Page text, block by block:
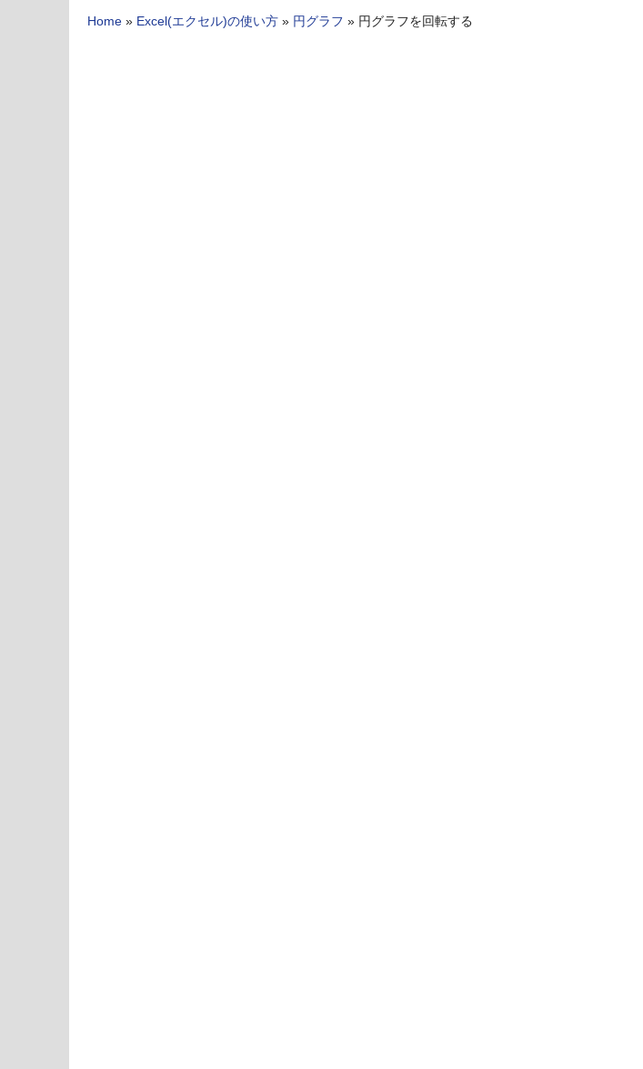
Home » Excel(エクセル)の使い方 » 円グラフ » 円グラフを回転する